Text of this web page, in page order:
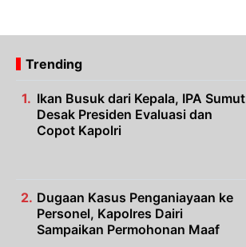
Trending
Ikan Busuk dari Kepala, IPA Sumut
Desak Presiden Evaluasi dan
Copot Kapolri
Dugaan Kasus Penganiayaan ke
Personel, Kapolres Dairi
Sampaikan Permohonan Maaf